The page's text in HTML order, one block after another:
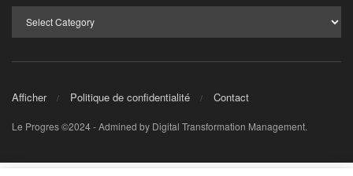
Afficher Politique de confidentialité Contact
Le Progres ©2024 - Admined by Digital Transformation Management.